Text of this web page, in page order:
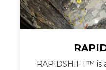
RAPIDSHIFT™ is